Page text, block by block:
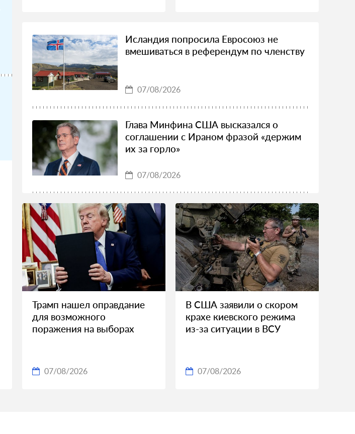
Исландия попросила Евросоюз не
вмешиваться в референдум по членству
07/08/2026
Глава Минфина США высказался о
соглашении с Ираном фразой «держим
их за горло»
07/08/2026
Трамп нашел оправдание
для возможного
поражения на выборах
07/08/2026
В США заявили о скором
крахе киевского режима
из-за ситуации в ВСУ
07/08/2026